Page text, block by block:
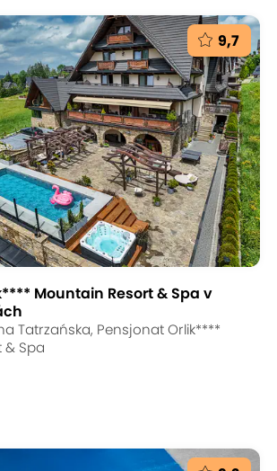
9,7
Mountain Resort & Spa v
Tatrzańska, Pensjonat Orlik****
& Spa